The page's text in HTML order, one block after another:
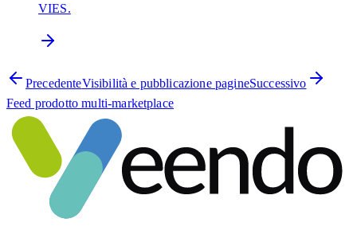
VIES.
PrecedenteVisibilità e pubblicazione pagineSuccessivo
Feed prodotto multi-marketplace